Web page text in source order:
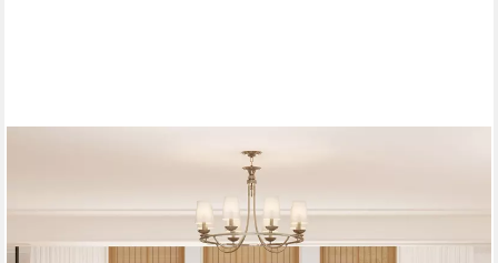
Ecksofa L-Form Couch, 4-6-Sitzer-Sofa, Modulare Sofas
inklusive Zierkissen und Ottomane für das Wohnzimmer
-14%